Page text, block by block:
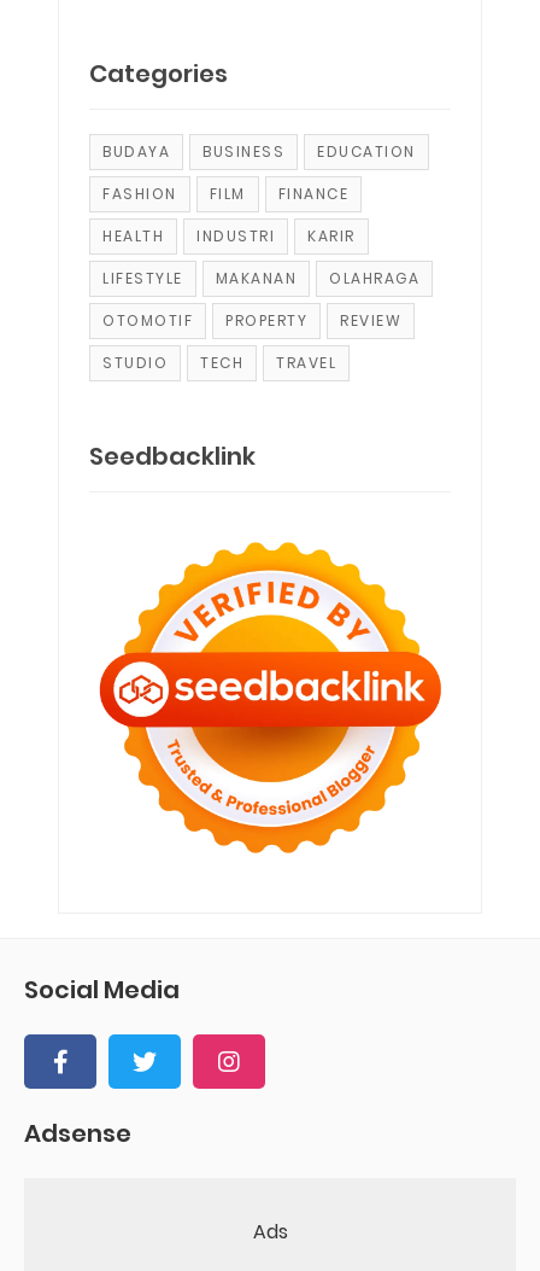
Categories
BUDAYA BUSINESS EDUCATION
FASHION FILM FINANCE
HEALTH INDUSTRI KARIR
LIFESTYLE MAKANAN OLAHRAGA
OTOMOTIF PROPERTY REVIEW
STUDIO TECH TRAVEL
Seedbacklink
Social Media
Adsense
Ads